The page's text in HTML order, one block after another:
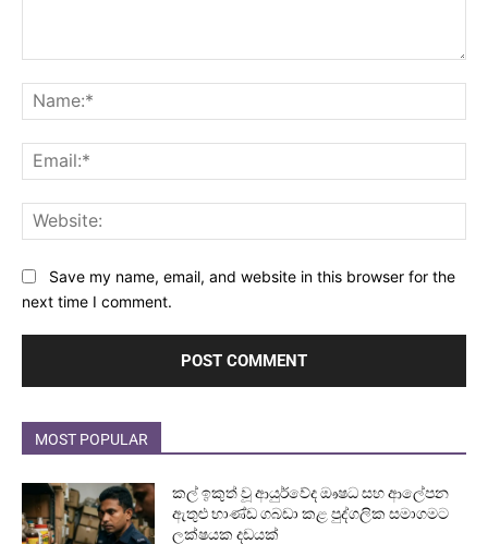
Save my name, email, and website in this browser for the
next time I comment.
MOST POPULAR
කල් ඉකුත් වූ ආයුර්වේද ඖෂධ සහ ආලේපන
ඇතුළු භාණ්ඩ ගබඩා කළ පුද්ගලික සමාගමට
ලක්ෂයක දඩයක්